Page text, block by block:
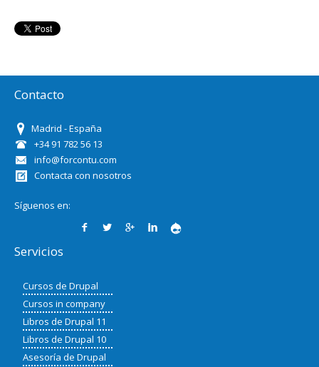
Contacto
Madrid - España
+34 91 782 56 13
info@forcontu.com
Contacta con nosotros
Síguenos en:
Servicios
Cursos de Drupal
Cursos in company
Libros de Drupal 11
Libros de Drupal 10
Asesoría de Drupal